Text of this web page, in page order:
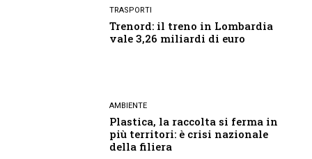
TRASPORTI
Trenord: il treno in Lombardia
vale 3,26 miliardi di euro
AMBIENTE
Plastica, la raccolta si ferma in
più territori: è crisi nazionale
della filiera